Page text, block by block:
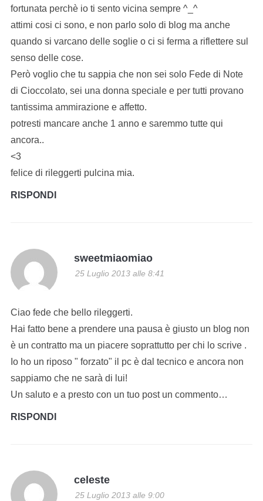
fortunata perchè io ti sento vicina sempre ^_^
attimi cosi ci sono, e non parlo solo di blog ma anche
quando si varcano delle soglie o ci si ferma a riflettere sul
senso delle cose.
Però voglio che tu sappia che non sei solo Fede di Note
di Cioccolato, sei una donna speciale e per tutti provano
tantissima ammirazione e affetto.
potresti mancare anche 1 anno e saremmo tutte qui
ancora..
<3
felice di rileggerti pulcina mia.
RISPONDI
sweetmiaomiao
25 Luglio 2013 alle 8:41
Ciao fede che bello rileggerti.
Hai fatto bene a prendere una pausa è giusto un blog non
è un contratto ma un piacere soprattutto per chi lo scrive .
Io ho un riposo " forzato" il pc è dal tecnico e ancora non
sappiamo che ne sarà di lui!
Un saluto e a presto con un tuo post un commento…
RISPONDI
celeste
25 Luglio 2013 alle 9:00